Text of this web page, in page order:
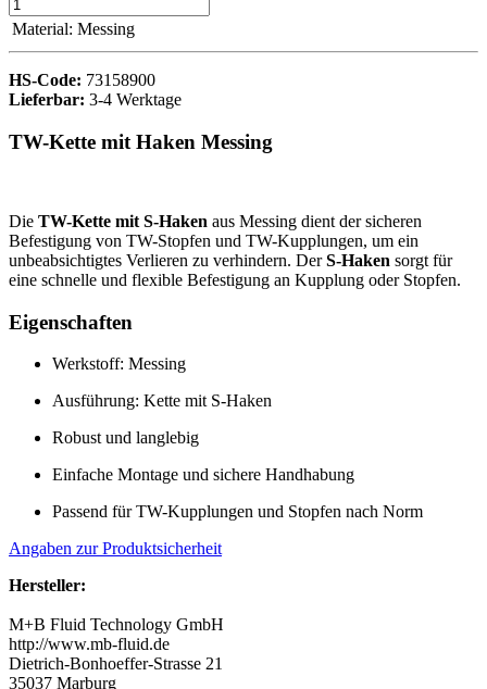
Material: Messing
HS-Code: 73158900
Lieferbar: 3-4 Werktage
TW-Kette mit Haken Messing
Die TW-Kette mit S-Haken aus Messing dient der sicheren
Befestigung von TW-Stopfen und TW-Kupplungen, um ein
unbeabsichtigtes Verlieren zu verhindern. DerS-Haken sorgt für
eine schnelle und flexible Befestigung an Kupplung oder Stopfen.
Eigenschaften
Werkstoff: Messing
Ausführung: Kette mit S-Haken
Robust und langlebig
Einfache Montage und sichere Handhabung
Passend für TW-Kupplungen und Stopfen nach Norm
Angaben zur Produktsicherheit
Hersteller:
M+B Fluid Technology GmbH
http://www.mb-fluid.de
Dietrich-Bonhoeffer-Strasse 21
35037 Marburg